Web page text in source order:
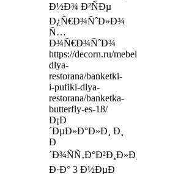
Ð½Ð¾ Ð²ÑÐµ
Ð¿Ñ€Ð¾ÑˆÐ»Ð¾
Ñ…
Ð¾Ñ€Ð¾ÑˆÐ¾
https://decorn.ru/mebel-
dlya-
restorana/banketki-
i-pufiki-dlya-
restorana/banketka-
butterfly-es-18/
Ð¡Ð
´ÐµÐ»Ð°Ð»Ð¸ Ð¸
Ð
´Ð¾ÑÑ‚Ð°Ð²Ð¸Ð»Ð¸
Ð·Ð° 3 Ð½ÐµÐ